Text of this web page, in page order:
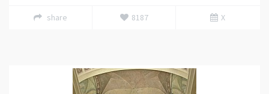
share 8187 X